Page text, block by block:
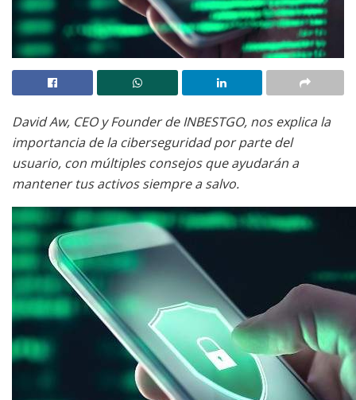
David Aw, CEO y Founder de INBESTGO, nos explica la
importancia de la ciberseguridad por parte del
usuario, con múltiples consejos que ayudarán a
mantener tus activos siempre a salvo.